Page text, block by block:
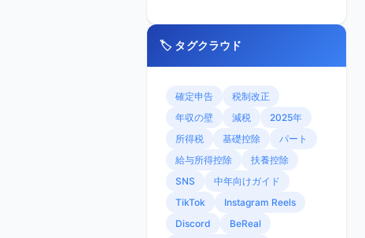
🏷️ タグクラウド
確定申告
税制改正
年収の壁
減税
2025年
所得税
基礎控除
パート
給与所得控除
扶養控除
SNS
中年向けガイド
TikTok
Instagram Reels
Discord
BeReal